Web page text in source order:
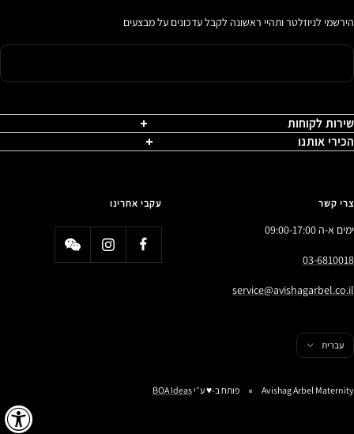
הירשמי לניוזלטר ותהיי ראשונה לקבל עדכונים על מבצעים
שירות לקוחות
הכירי אותנו
צרי קשר
ימים א-ה 09:00-17:00
03-6810018
service@avishagarbel.co.il
עקבי אחרינו
שפהעברית
Avishag Arbel Maternity פותח ב-♥️ ע״יBOA Ideas